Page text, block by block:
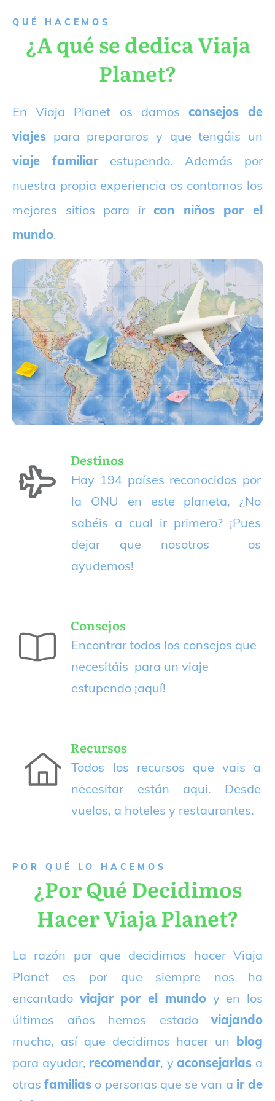
QUÉ HACEMOS
¿A qué se dedica Viaja
Planet?
En Viaja Planet os damos consejos de
viajes para prepararos y que tengáis un
viaje familiarestupendo. Además por
nuestra propia experiencia os contamos los
mejores sitios para ircon niños por el
mundo.
Destinos
Hay 194 países reconocidos por
la ONU en este planeta, ¿No
sabéis a cual ir primero? ¡Pues
dejar que nosotros os
ayudemos!
Consejos
Encontrar todos los consejos que
necesitáis para un viaje
estupendo ¡aquí!
Recursos
Todos los recursos que vais a
necesitar están aqui. Desde
vuelos, a hoteles y restaurantes.
P OR QUÉ LO HACEMOS
¿Por Qué Decidimos
Hacer Viaja Planet?
La razón por que decidimos hacer Viaja
Planet es por que siempre nos ha
encantado viajar por el mundoy en los
últimos años hemos estado viajando
mucho, así que decidimos hacer un blog
para ayudar, recomendar, yaconsejarlas a
otrasfamilias o personas que se van a ir de